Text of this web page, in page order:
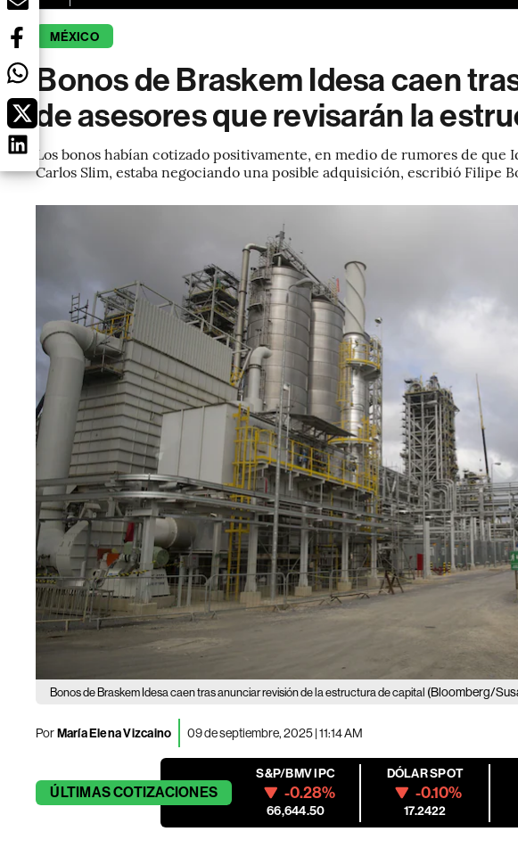
MÉXICO
Bonos de Braskem Idesa caen
de asesores que revisarán la
Los bonos habían cotizado positivamente, en medio de rumores de que
Carlos Slim, estaba negociando una posible adquisición, escribió Filipe
Bonos de Braskem Idesa caen tras anunciar revisión de la estructura de capital (Bloomberg/
PorMaría Elena Vizcaino 09 de septiembre, 2025 | 11:14 AM
ÚLTIMASCOTIZACIONES
S&P/BMV IPC
-0.28%
66,644.50
DÓLAR SPOT
-0.10%
17.2422